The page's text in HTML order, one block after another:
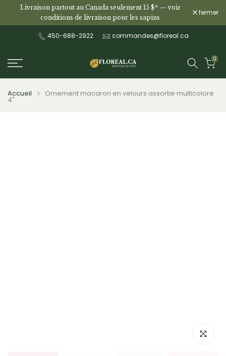
AllerLivraison partout au Canada seulement 15 $* —voir
conditions de livraison pour les sapins
fermer
450-688-2922 commandes@floreal.ca
0
Accueil Ornement macaron en velours assortie multicolore
4"
Cliquez